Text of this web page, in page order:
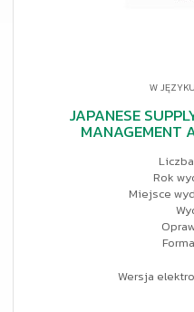
W
JAPANESE
MANAGEMENT
Rok
Miejsce
Wersja